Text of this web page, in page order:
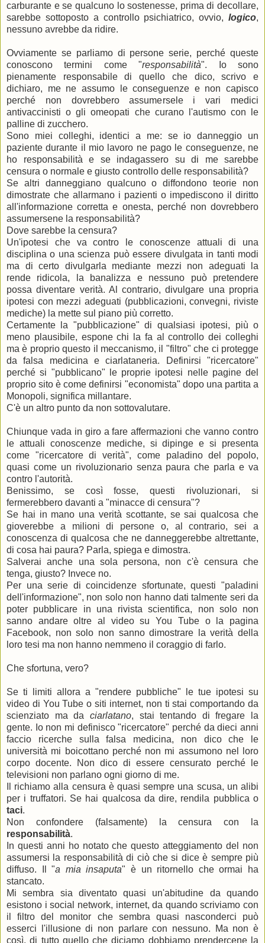
carburante e se qualcuno lo sostenesse, prima di decollare,
sarebbe sottoposto a controllo psichiatrico, ovvio, logico,
nessuno avrebbe da ridire.
Ovviamente se parliamo di persone serie, perché queste
conoscono termini come "responsabilità". Io sono
pienamente responsabile di quello che dico, scrivo e
dichiaro, me ne assumo le conseguenze e non capisco
perché non dovrebbero assumersele i vari medici
antivaccinisti o gli omeopati che curano l'autismo con le
palline di zucchero.
Sono miei colleghi, identici a me: se io danneggio un
paziente durante il mio lavoro ne pago le conseguenze, ne
ho responsabilità e se indagassero su di me sarebbe
censura o normale e giusto controllo delle responsabilità?
Se altri danneggiano qualcuno o diffondono teorie non
dimostrate che allarmano i pazienti o impediscono il diritto
all'informazione corretta e onesta, perché non dovrebbero
assumersene la responsabilità?
Dove sarebbe la censura?
Un'ipotesi che va contro le conoscenze attuali di una
disciplina o una scienza può essere divulgata in tanti modi
ma di certo divulgarla mediante mezzi non adeguati la
rende ridicola, la banalizza e nessuno può pretendere
possa diventare verità. Al contrario, divulgare una propria
ipotesi con mezzi adeguati (pubblicazioni, convegni, riviste
mediche) la mette sul piano più corretto.
Certamente la "pubblicazione" di qualsiasi ipotesi, più o
meno plausibile, espone chi la fa al controllo dei colleghi
ma è proprio questo il meccanismo, il "filtro" che ci protegge
da falsa medicina e ciarlataneria. Definirsi "ricercatore"
perché si "pubblicano" le proprie ipotesi nelle pagine del
proprio sito è come definirsi "economista" dopo una partita a
Monopoli, significa millantare.
C'è un altro punto da non sottovalutare.
Chiunque vada in giro a fare affermazioni che vanno contro
le attuali conoscenze mediche, si dipinge e si presenta
come "ricercatore di verità", come paladino del popolo,
quasi come un rivoluzionario senza paura che parla e va
contro l'autorità.
Benissimo, se così fosse, questi rivoluzionari, si
fermerebbero davanti a "minacce di censura"?
Se hai in mano una verità scottante, se sai qualcosa che
gioverebbe a milioni di persone o, al contrario, sei a
conoscenza di qualcosa che ne danneggerebbe altrettante,
di cosa hai paura? Parla, spiega e dimostra.
Salverai anche una sola persona, non c'è censura che
tenga, giusto? Invece no.
Per una serie di coincidenze sfortunate, questi "paladini
dell'informazione", non solo non hanno dati talmente seri da
poter pubblicare in una rivista scientifica, non solo non
sanno andare oltre al video su You Tube o la pagina
Facebook, non solo non sanno dimostrare la verità della
loro tesi ma non hanno nemmeno il coraggio di farlo.
Che sfortuna, vero?
Se ti limiti allora a "rendere pubbliche" le tue ipotesi su
video di You Tube o siti internet, non ti stai comportando da
scienziato ma da ciarlatano, stai tentando di fregare la
gente. Io non mi definisco "ricercatore" perché da dieci anni
faccio ricerche sulla falsa medicina, non dico che le
università mi boicottano perché non mi assumono nel loro
corpo docente. Non dico di essere censurato perché le
televisioni non parlano ogni giorno di me.
Il richiamo alla censura è quasi sempre una scusa, un alibi
per i truffatori. Se hai qualcosa da dire, rendila pubblica o
taci.
Non confondere (falsamente) la censura con la
responsabilità.
In questi anni ho notato che questo atteggiamento del non
assumersi la responsabilità di ciò che si dice è sempre più
diffuso. Il "a mia insaputa" è un ritornello che ormai ha
stancato.
Mi sembra sia diventato quasi un'abitudine da quando
esistono i social network, internet, da quando scriviamo con
il filtro del monitor che sembra quasi nasconderci può
esserci l'illusione di non parlare con nessuno. Ma non è
così, di tutto quello che diciamo dobbiamo prendercene la